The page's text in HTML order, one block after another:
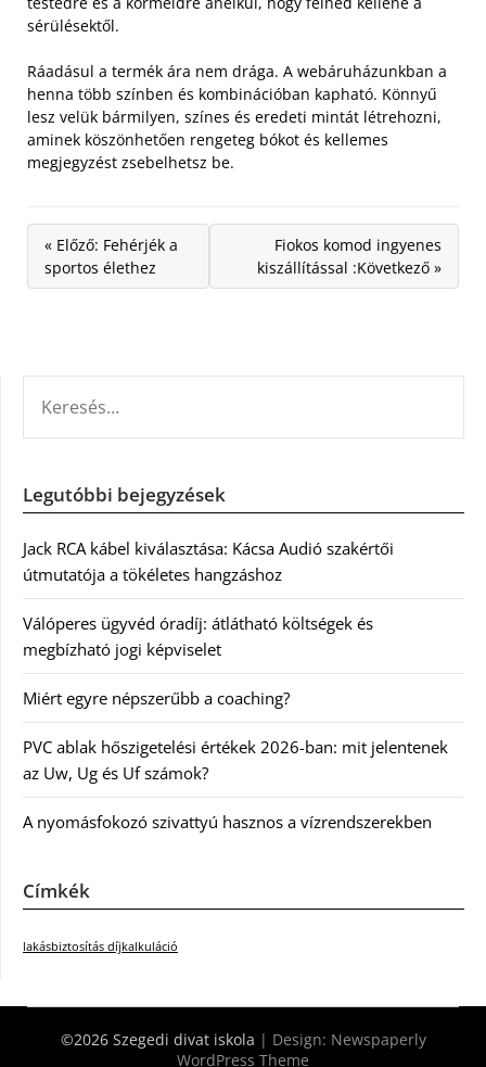
sérülésektől.
Ráadásul a termék ára nem drága. A webáruházunkban a
henna több színben és kombinációban kapható. Könnyű
lesz velük bármilyen, színes és eredeti mintát létrehozni,
aminek köszönhetően rengeteg bókot és kellemes
megjegyzést zsebelhetsz be.
« Előző: Fehérjék a
sportos élethez
Fiokos komod ingyenes
kiszállítással :Következő »
Legutóbbi bejegyzések
Jack RCA kábel kiválasztása: Kácsa Audió szakértői
útmutatója a tökéletes hangzáshoz
Válóperes ügyvéd óradíj: átlátható költségek és
megbízható jogi képviselet
Miért egyre népszerűbb a coaching?
PVC ablak hőszigetelési értékek 2026-ban: mit jelentenek
az Uw, Ug és Uf számok?
A nyomásfokozó szivattyú hasznos a vízrendszerekben
Címkék
lakásbiztosítás díjkalkuláció
©2026 Szegedi divat iskola | Design: Newspaperly
WordPress Theme